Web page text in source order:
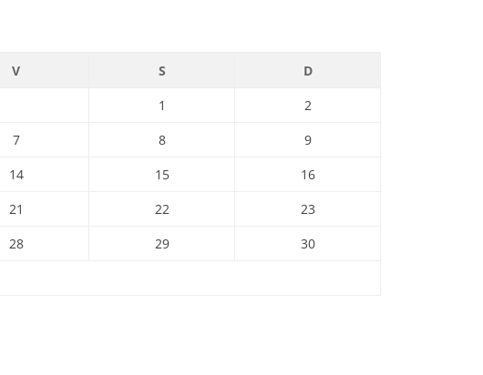
V S
D
1
2
7 8
9
14 15
16
21 22
23
28 29
30